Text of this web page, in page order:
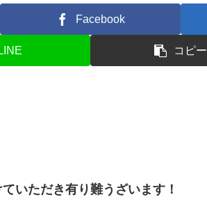
Facebook
LINE コピー
いただき有り難うざいます！